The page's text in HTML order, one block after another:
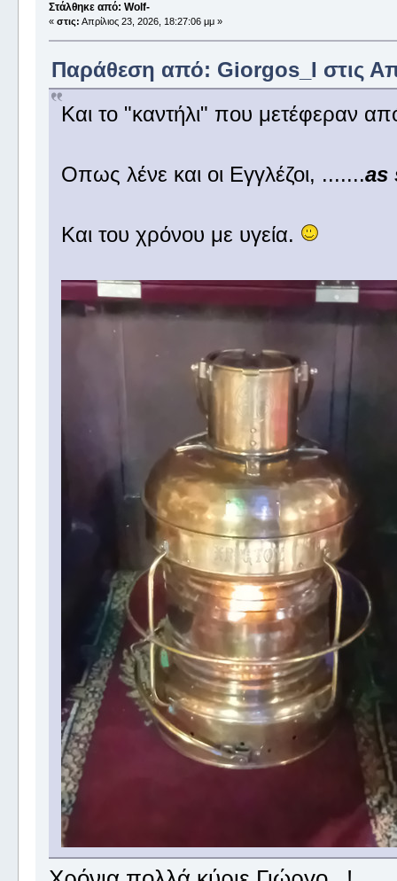
Στάλθηκε από: Wolf-
« στις: Απρίλιος 23, 2026, 18:27:06 μμ »
Παράθεση από: Giorgos_I στις
Και το "καντήλι" που μετέφεραν
Οπως λένε και οι Εγγλέζοι, .......as
Και του χρόνου με υγεία.